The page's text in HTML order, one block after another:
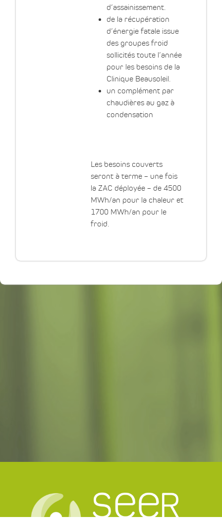
d’assainissement.
de la récupération
d’énergie fatale issue
des groupes froid
sollicités toute l’année
pour les besoins de la
Clinique Beausoleil.
un complément par
chaudières au gaz à
condensation
Les besoins couverts
seront à terme – une fois
la ZAC déployée – de 4500
MWh/an pour la chaleur et
1700 MWh/an pour le
froid.